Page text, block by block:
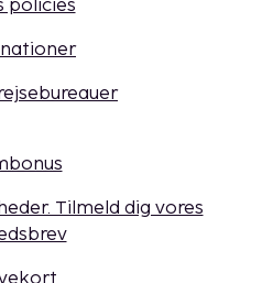
policies
Tilmeld dig vores